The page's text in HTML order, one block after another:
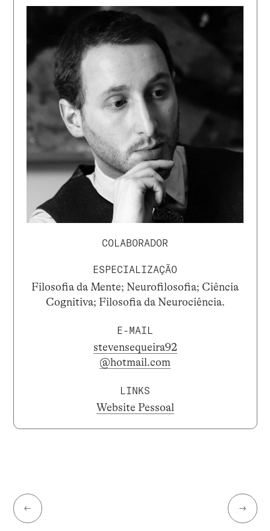
COLABORADOR
ESPECIALIZAÇÃO
Filosofia da Mente; Neurofilosofia; Ciência
Cognitiva; Filosofia da Neurociência.
E-MAIL
stevensequeira92
@hotmail.com
LINKS
Website Pessoal
← →